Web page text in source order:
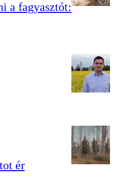
a fagyasztót:
ér